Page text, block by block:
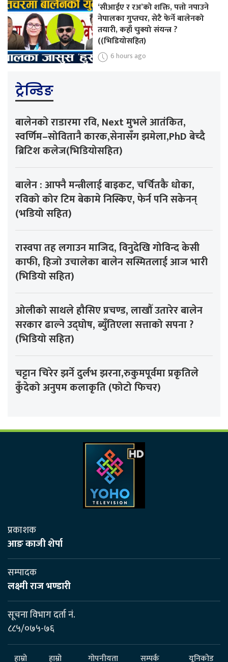
‘सीआईए र रअ’को शक्ति, पत्तो नपाउने
नेपालका गुप्तचर, सेटै फेर्ने बालेनको
तयारी, कहाँ चुक्यो संयन्त्र ?
((भिडियोसहित)
6 hours ago
ट्रेन्डिङ
बालेनको राडारमा रवि, Next मुभले आतंकित,
स्वर्णिम–सोवितानै कारक,सेनासँग झमेला,PhD बेच्दै
ब्रिटिश कलेज(भिडियोसहित)
बालेन : आफ्नै मन्त्रीलाई बाइकट, चर्चितकै धोका,
रविको कोर टिम बेकामे निस्किए, फेर्न पनि सकेनन्
(भडियो सहित)
रास्वपा तह लगाउन माजिद, विनुदेखि गोविन्द केसी
काफी, हिजो उचालेका बालेन सस्मितलाई आज भारी
(भिडियो सहित)
ओलीको साथले हौसिए प्रचण्ड, लाखौँ उतारेर बालेन
सरकार ढाल्ने उद्घोष, ब्युँतिएला सत्ताको सपना ?
(भिडियो सहित)
चट्टान चिरेर झर्ने दुर्लभ झरना,रुकुमपूर्वमा प्रकृतिले
कुँदेको अनुपम कलाकृति (फोटो फिचर)
प्रकाशक
आङ काजी शेर्पा
सम्पादक
लक्ष्मी राज भण्डारी
सूचना विभाग दर्ता नं.
८८५/०७५-७६
हाम्रो हाम्रो गोपनीयता सम्पर्क यूनिकोड